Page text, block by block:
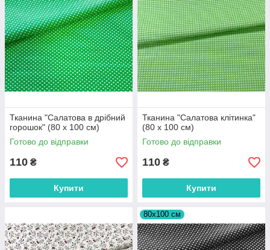
Тканина "Салатова в дрібний
горошок" (80 х 100 см)
Готово до відправки
110 ₴
Купити
Тканина "Салатова клітинка"
(80 х 100 см)
Готово до відправки
110 ₴
Купити
80х100 см